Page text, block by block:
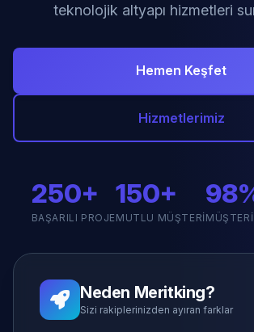
teknolojik altyapı hizmetleri
Hemen Keşfet
Hizmetlerimiz
250+
BAŞARILI PROJE
150+
MUTLU MÜŞTERI
Neden Meritking?
Sizi rakiplerinizden ayıran farklar